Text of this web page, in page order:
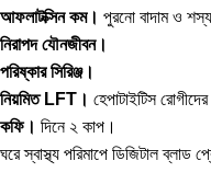
আফলাটক্সিন কম। পুরনো বাদাম ও
নিরাপদ যৌনজীবন।
পরিষ্কার সিরিঞ্জ।
নিয়মিত LFT। হেপাটাইটিস
কফি। দিনে ২ কাপ।
ঘরে স্বাস্থ্য পরিমাপে ডিজিটাল ব্লাড